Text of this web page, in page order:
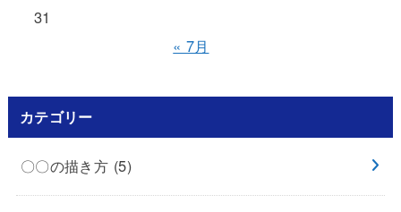
31
« 7月
カテゴリー
〇〇の描き方 (5)